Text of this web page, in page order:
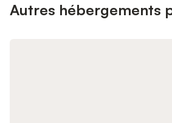
Autres hébergements